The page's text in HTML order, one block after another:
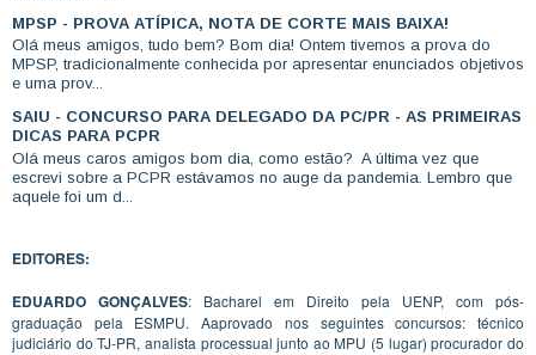
MPSP - PROVA ATÍPICA, NOTA DE CORTE MAIS BAIXA!
Olá meus amigos, tudo bem? Bom dia! Ontem tivemos a prova do
MPSP, tradicionalmente conhecida por apresentar enunciados objetivos
e uma prov...
SAIU - CONCURSO PARA DELEGADO DA PC/PR - AS PRIMEIRAS
DICAS PARA PCPR
Olá meus caros amigos bom dia, como estão? A última vez que
escrevi sobre a PCPR estávamos no auge da pandemia. Lembro que
aquele foi um d...
EDITORES:
EDUARDO GONÇALVES: Bacharel em Direito pela UENP, com pós-
graduação pela ESMPU. Aaprovado nos seguintes concursos: técnico
judiciário do TJ-PR, analista processual junto ao MPU (5 lugar) procurador do